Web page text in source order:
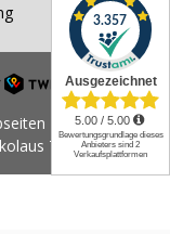
Design &
Tams